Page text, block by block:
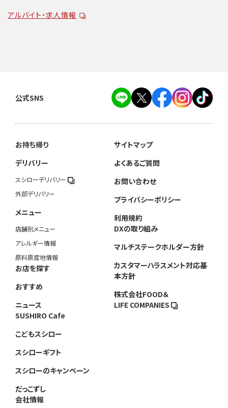
アルバイト・求人情報
公式SNS
お持ち帰り
デリバリー
スシローデリバリー
外部デリバリー
メニュー
店舗別メニュー
アレルギー情報
原料原産地情報
お店を探す
おすすめ
ニュース
SUSHIRO Cafe
こどもスシロー
スシローギフト
スシローのキャンペーン
だっこずし
会社情報
サイトマップ
よくあるご質問
お問い合わせ
プライバシーポリシー
利用規約
DXの取り組み
マルチステークホルダー方針
カスタマーハラスメント対応基
本方針
株式会社FOOD＆
LIFE COMPANIES